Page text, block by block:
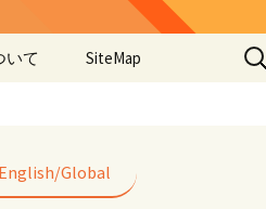
いて
つい
SiteMap
検
索:
English/Global